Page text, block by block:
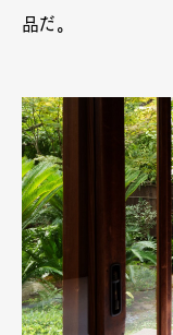
品だ。